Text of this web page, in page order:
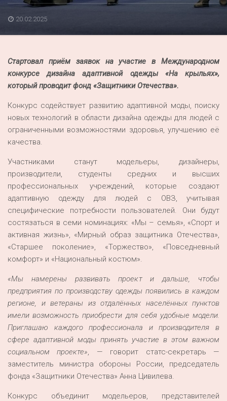
Национальные проекты
Перепись — 2020
20.02.2025
Стартовал приём заявок на участие в Международном
конкурсе дизайна адаптивной одежды «На крыльях»,
который проводит фонд «Защитники Отечества».
Конкурс содействует развитию адаптивной моды, поиску
новых технологий в области дизайна одежды для людей с
ограниченными возможностями здоровья, улучшению её
качества.
Участниками станут модельеры, дизайнеры,
производители, студенты средних и высших
профессиональных учреждений, которые создают
адаптивную одежду для людей с ОВЗ, учитывая
специфические потребности пользователей. Они будут
состязаться в семи номинациях: «Мы – семья», «Спорт и
активная жизнь», «Мирный образ защитника Отечества»,
«Старшее поколение», «Торжество», «Повседневный
комфорт» и «Национальный костюм».
«Мы намерены развивать проект и дальше, чтобы
предприятия по производству одежды появились в каждом
регионе, и ветераны из отдалённых населённых пунктов
имели возможность приобрести для себя удобные модели.
Приглашаю каждого профессионала и производителя в
сфере адаптивной моды принять участие в этом важном
социальном проекте», — говорит статс-секретарь —
заместитель министра обороны России, председатель
фонда «Защитники Отечества» Анна Цивилева.
Конкурс объединит модельеров, представителей